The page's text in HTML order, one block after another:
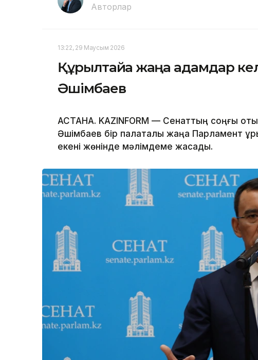
Авторлар
13:22, 29 Маусым 2026
Құрылтайға жаңа адамдар
Әшімбаев
АСТАНА. KAZINFORM — Сенаттың соңғы
Әшімбаев бір палаталы жаңа Парламент
екені жөнінде мәлімдеме жасады.